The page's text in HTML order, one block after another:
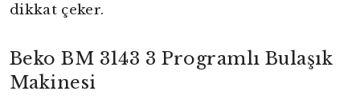
dikkat çeker.
Beko BM 3143 3 Programlı Bulaşık
Makinesi